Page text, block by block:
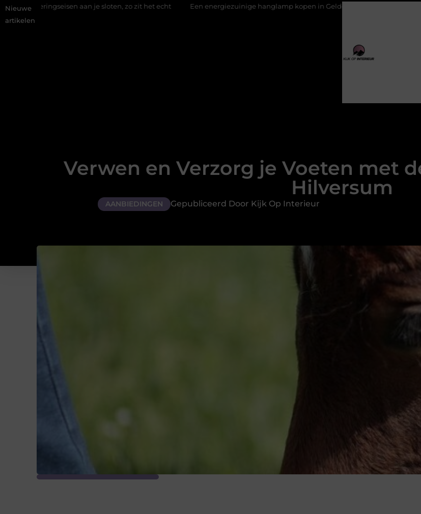
Nieuwe
artikelen
aan je sloten, zo zit het echt Een energiezuinige hanglamp kopen in Gelderland Slim toezicht voor een
Verwen en Verzorg je Voeten met
Hilversum
AANBIEDINGEN Gepubliceerd Door Kijk Op Interieur